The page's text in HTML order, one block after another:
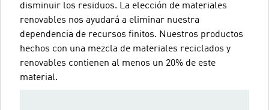
disminuir los residuos. La elección de materiales
renovables nos ayudará a eliminar nuestra
dependencia de recursos finitos. Nuestros productos
hechos con una mezcla de materiales reciclados y
renovables contienen al menos un 20% de este
material.